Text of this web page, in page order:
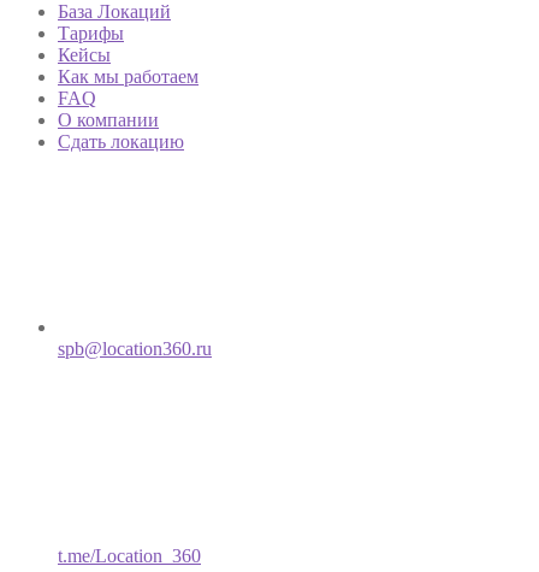
База Локаций
Тарифы
Кейсы
Как мы работаем
FAQ
О компании
Сдать локацию
spb@location360.ru
t.me/Location_360